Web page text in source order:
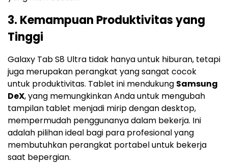
3. Kemampuan Produktivitas yang
Tinggi
Galaxy Tab S8 Ultra tidak hanya untuk hiburan, tetapi
juga merupakan perangkat yang sangat cocok
untuk produktivitas. Tablet ini mendukung Samsung
DeX, yang memungkinkan Anda untuk mengubah
tampilan tablet menjadi mirip dengan desktop,
mempermudah penggunanya dalam bekerja. Ini
adalah pilihan ideal bagi para profesional yang
membutuhkan perangkat portabel untuk bekerja
saat bepergian.